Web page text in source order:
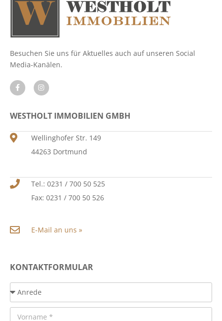
Besuchen Sie uns für Aktuelles auch auf unseren Social
Media-Kanälen.
WESTHOLT IMMOBILIEN GMBH
Wellinghofer Str. 149
44263 Dortmund
Tel.: 0231 / 700 50 525
Fax: 0231 / 700 50 526
E-Mail an uns »
KONTAKTFORMULAR